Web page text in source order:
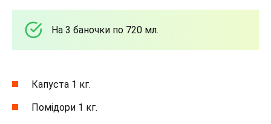
На 3 баночки по 720 мл.
Капуста 1 кг.
Помідори 1 кг.